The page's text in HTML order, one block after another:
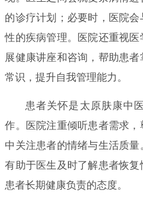
的诊疗计划；必要时，医院
性的疾病管理。医院还重视
展健康讲座和咨询，帮助患
常识，提升自我管理能力。
患者关怀是太原肤康中
作。医院注重倾听患者需求
中关注患者的情绪与生活质量
有助于医生及时了解患者恢
患者长期健康负责的态度。